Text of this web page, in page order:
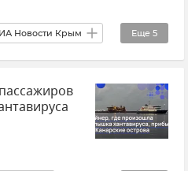
Еще 5
Новости Крым
Крыма